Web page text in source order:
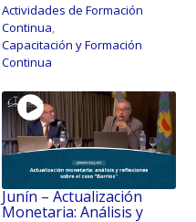
Actividades de Formación
Continua,
Capacitación y Formación
Continua
Junín – Actualización
Monetaria: Análisis y